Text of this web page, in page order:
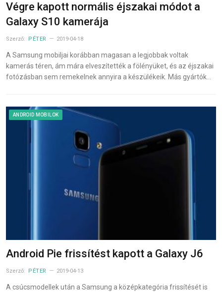
Végre kapott normális éjszakai módot a
Galaxy S10 kamerája
Szerző: PÉTER 2019-04-18
A Samsung mobiljai korábban magasan a legjobbak voltak
kamerás téren, ám mára elveszítették a fölényüket, és az éjszakai
fotózásban sem remekelnek annyira a készülékeik. Más gyártók…
ANDROID MOBILOK
Android Pie frissítést kapott a Galaxy J6
Szerző: PÉTER 2019-04-13
A csúcsmodellek után a Samsung a középkategória frissítését is